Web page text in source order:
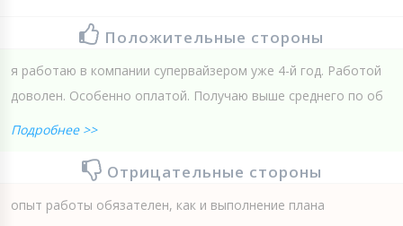
Положительные стороны
я работаю в компании супервайзером уже 4-й год. Работой
доволен. Особенно оплатой. Получаю выше среднего по об
Подробнее >>
Отрицательные стороны
опыт работы обязателен, как и выполнение плана